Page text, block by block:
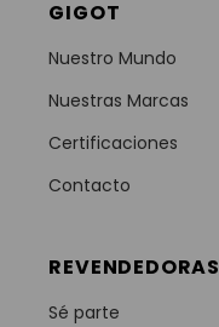
GIGOT
Nuestro Mundo
Nuestras Marcas
Certificaciones
Contacto
REVENDEDORAS
Sé parte